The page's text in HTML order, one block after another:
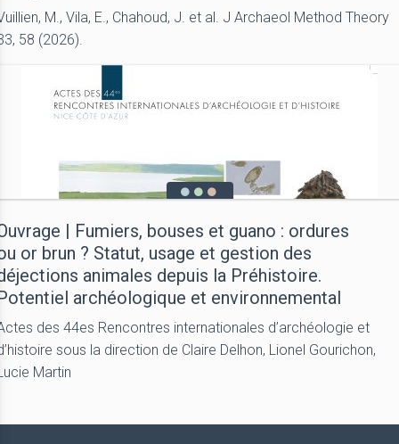
M., Vila, E., Chahoud, J. et al. J Archaeol Method Theory
58 (2026).
| Fumiers, bouses et guano : ordures
or brun ? Statut, usage et gestion des
animales depuis la Préhistoire.
archéologique et environnemental
des 44es Rencontres internationales d’archéologie et
sous la direction de Claire Delhon, Lionel Gourichon,
Martin